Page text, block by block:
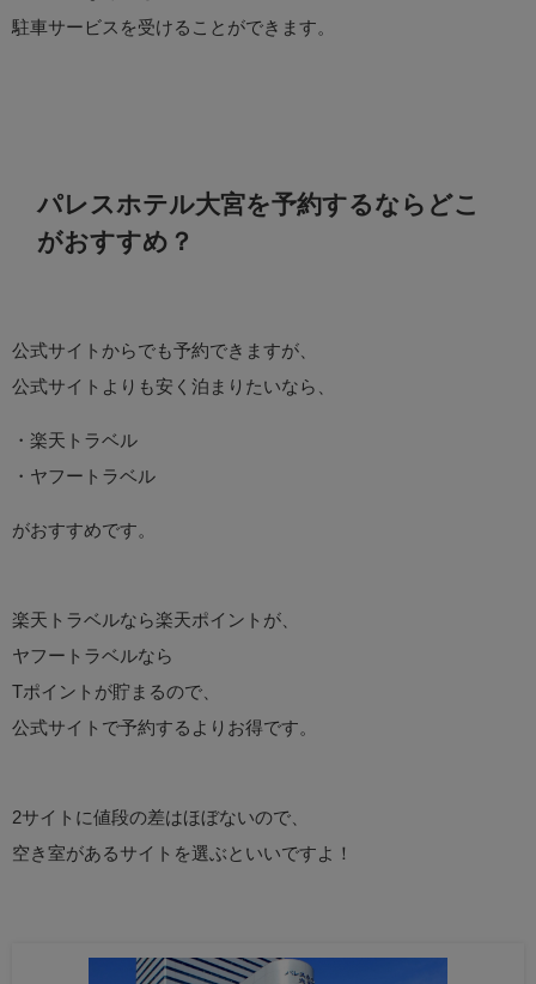
駐車サービスを受けることができます。
パレスホテル大宮を予約するならどこ
がおすすめ？
公式サイトからでも予約できますが、
公式サイトよりも安く泊まりたいなら、
・楽天トラベル
・ヤフートラベル
がおすすめです。
楽天トラベルなら楽天ポイントが、
ヤフートラベルなら
Tポイントが貯まるので、
公式サイトで予約するよりお得です。
2サイトに値段の差はほぼないので、
空き室があるサイトを選ぶといいですよ！